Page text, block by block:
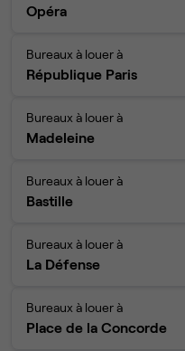
Opéra
Bureaux à louer à
République Paris
Bureaux à louer à
Madeleine
Bureaux à louer à
Bastille
Bureaux à louer à
La Défense
Bureaux à louer à
Place de la Concorde